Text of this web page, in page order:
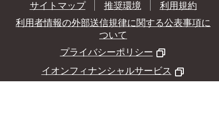
サイトマップ 推奨環境
利用規約
利用者情報の外部送信規律に関する公表事項に
ついて
プライバシーポリシー
イオンフィナンシャルサービス